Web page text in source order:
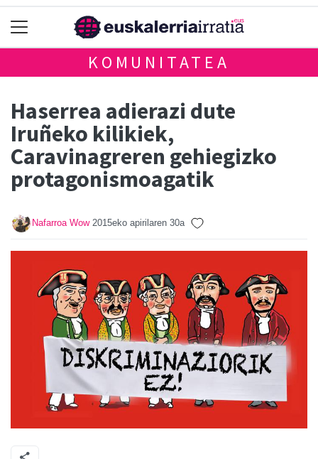
KOMUNITATEA
Haserrea adierazi dute
Iruñeko kilikiek,
Caravinagreren gehiegizko
protagonismoagatik
Nafarroa Wow 2015eko apirilaren 30a